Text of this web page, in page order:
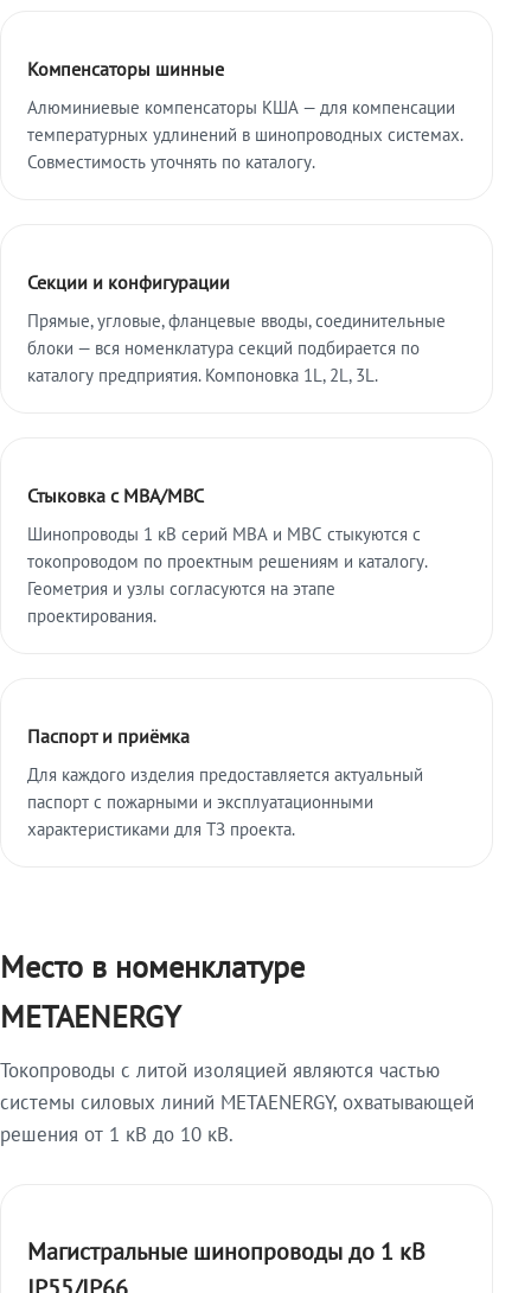
Компенсаторы шинные
Алюминиевые компенсаторы КША — для компенсации
температурных удлинений в шинопроводных системах.
Совместимость уточнять по каталогу.
Секции и конфигурации
Прямые, угловые, фланцевые вводы, соединительные
блоки — вся номенклатура секций подбирается по
каталогу предприятия. Компоновка 1L, 2L, 3L.
Стыковка с МВА/МВС
Шинопроводы 1 кВ серий МВА и МВС стыкуются с
токопроводом по проектным решениям и каталогу.
Геометрия и узлы согласуются на этапе
проектирования.
Паспорт и приёмка
Для каждого изделия предоставляется актуальный
паспорт с пожарными и эксплуатационными
характеристиками для ТЗ проекта.
Место в номенклатуре
METAENERGY
Токопроводы с литой изоляцией являются частью
системы силовых линий METAENERGY, охватывающей
решения от 1 кВ до 10 кВ.
Магистральные шинопроводы до 1 кВ